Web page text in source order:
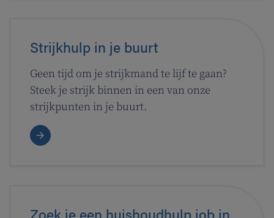
Strijkhulp in je buurt
Geen tijd om je strijkmand te lijf te gaan?
Steek je strijk binnen in een van onze
strijkpunten in je buurt.